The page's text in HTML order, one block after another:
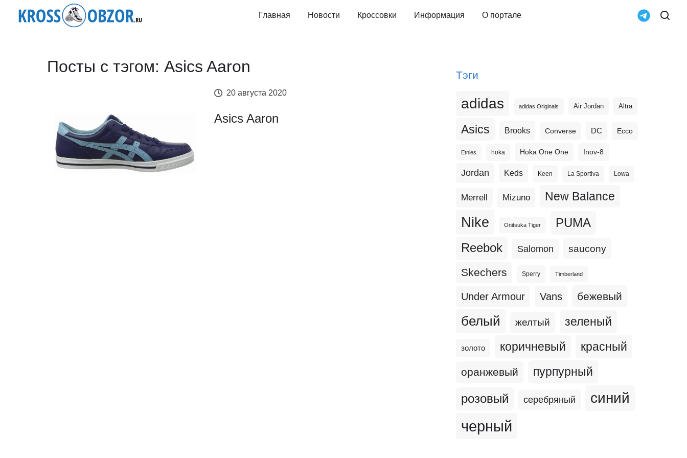
Главная Новости Кроссовки Информация О портале
Посты с тэгом: Asics Aaron
20 августа 2020
Asics Aaron
Тэги
adidas adidas Originals Air Jordan Altra
Asics Brooks Converse DC Ecco
Etnies hoka Hoka One One Inov-8
Jordan Keds Keen La Sportiva Lowa
Merrell Mizuno New Balance
Nike Onitsuka Tiger PUMA
Reebok Salomon saucony
Skechers Sperry Timberland
Under Armour Vans бежевый
белый желтый зеленый
золото коричневый красный
оранжевый пурпурный
розовый серебряный синий
черный